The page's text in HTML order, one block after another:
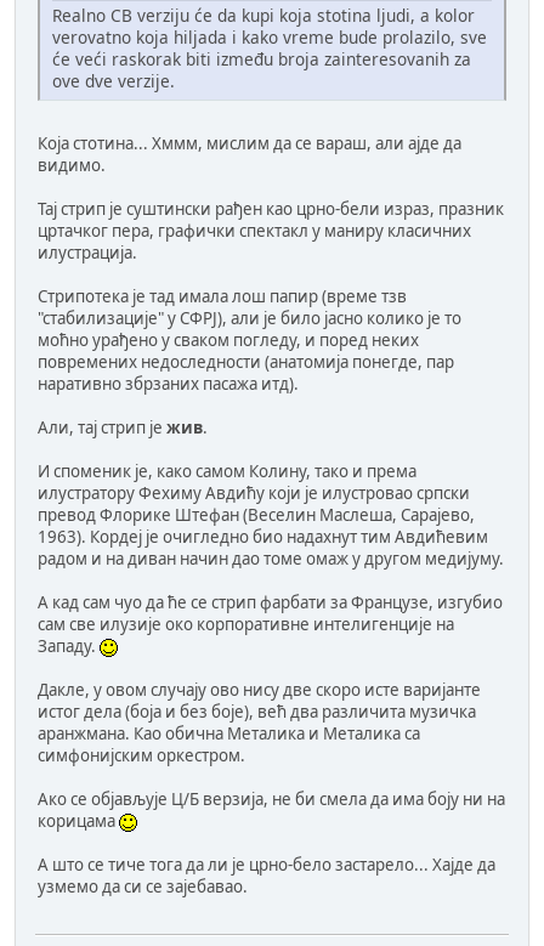
Realno CB verziju će da kupi koja stotina ljudi, a kolor
verovatno koja hiljada i kako vreme bude prolazilo, sve
će veći raskorak biti između broja zainteresovanih za
ove dve verzije.
Која стотина... Хммм, мислим да се вараш, али ајде да
видимо.
Тај стрип је суштински рађен као црно-бели израз, празник
цртачког пера, графички спектакл у маниру класичних
илустрација.
Стрипотека је тад имала лош папир (време тзв
"стабилизације" у СФРЈ), али је било јасно колико је то
моћно урађено у сваком погледу, и поред неких
повремених недоследности (анатомија понегде, пар
наративно збрзаних пасажа итд).
Али, тај стрип је жив.
И споменик је, како самом Колину, тако и према
илустратору Фехиму Авдићу који је илустровао српски
превод Флорике Штефан (Веселин Маслеша, Сарајево,
1963). Кордеј је очигледно био надахнут тим Авдићевим
радом и на диван начин дао томе омаж у другом медијуму.
А кад сам чуо да ће се стрип фарбати за Французе, изгубио
сам све илузије око корпоративне интелигенције на
Западу.
Дакле, у овом случају ово нису две скоро исте варијанте
истог дела (боја и без боје), већ два различита музичка
аранжмана. Као обична Металика и Металика са
симфонијским оркестром.
Ако се објављује Ц/Б верзија, не би смела да има боју ни на
корицама
А што се тиче тога да ли је црно-бело застарело... Хајде да
узмемо да си се зајебавао.